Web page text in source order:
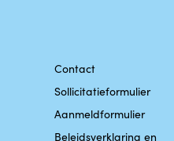
Contact
Sollicitatieformulier
Aanmeldformulier
Beleidsverklaring en